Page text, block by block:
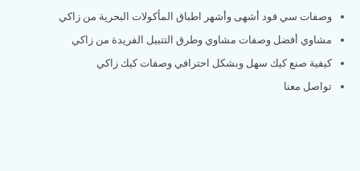
وصفات سي فود أشهى وأشهر اطباق المأكولات البحرية من زاكي
مشاوي أفضل وصفات مشاوي وطرق التتبيل الفريدة من زاكي
كيفية صنع كيك سهل وبشكل احترافي وصفات كيك زاكي
تواصل معنا